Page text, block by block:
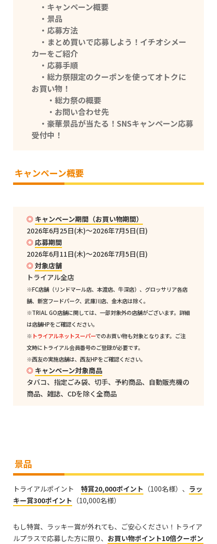
・キャンペーン概要
・景品
・応募方法
・まとめ買いで応募しよう！イチオシメー
カーをご紹介
・応募手順
・総力祭限定のクーポンを使ってオトクに
お買い物！
・総力祭の概要
・お問い合わせ先
・豪華景品が当たる！SNSキャンペーン応募
受付中！
キャンペーン概要
キャンペーン期間（お買い物期間）
2026年6月25日(木)～2026年7月5日(日)
応募期間
2026年6月11日(木)～2026年7月5日(日)
対象店舗
トライアル全店
※FC店舗（リンドマール店、本渡店、牛深店）、グロッサリア各店
舗、新宮フードパーク、武庫川店、金木店は除く。
※TRIAL GO店舗に関しては、一部対象外の店舗がございます。詳細
は店舗HPをご確認ください。
※ トライアルネットスーパーでのお買い物も対象となります。ご注
文時にトライアル会員番号のご登録が必要です。
※西友の実施店舗は、西友HPをご確認ください。
キャンペーン対象商品
タバコ、指定ごみ袋、切手、予約商品、自動販売機の
商品、雑誌、CDを除く全商品
景品
トライアルポイント 特賞20,000ポイント （100名様）、 ラッ
キー賞300ポイント （10,000名様）
もし特賞、ラッキー賞が外れても、ご安心ください！トライア
ルプラスで応募した方に限り、 お買い物ポイント10倍クーポン